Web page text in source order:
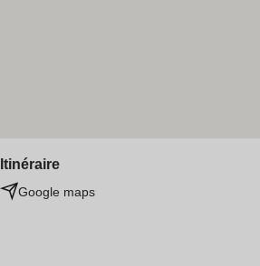
Itinéraire
Google maps